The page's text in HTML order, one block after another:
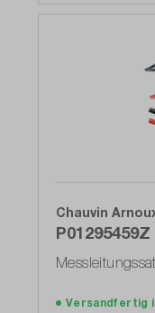
Chauvin
P01295459Z
Versandfertig